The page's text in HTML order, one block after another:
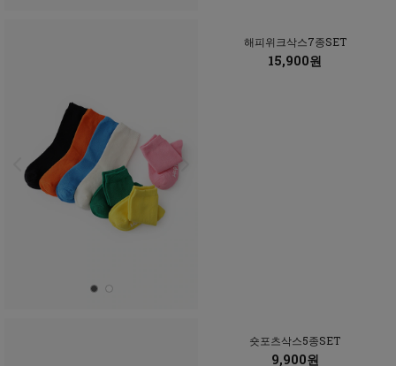
해피위크삭스7종SET
15,900원
숏포츠삭스5종SET
9,900원